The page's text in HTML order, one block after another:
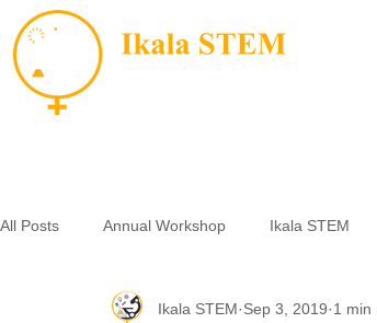
All Posts Annual Workshop Ikala STEM
Opportunities Small Grants Essay
Ikala STEM Sep 3, 2019 1 min